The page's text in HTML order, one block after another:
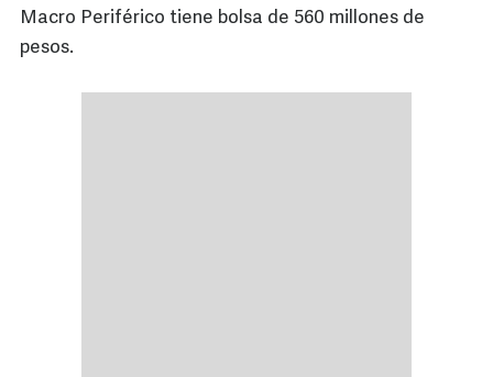
Macro Periférico tiene bolsa de 560 millones de
pesos.